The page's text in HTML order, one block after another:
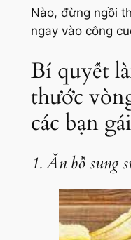
Nào, đừng ngồi
ngay vào công
Bí quyết
thước
các bạn gái
1. Ăn bổ sung